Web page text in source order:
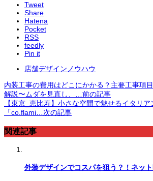
Tweet
Share
Hatena
Pocket
RSS
feedly
Pin it
店舗デザインノウハウ
内装工事の費用はどこにかかる？主要工事項
解説〜ムダを見直し、…前の記事
【東京_恵比寿】小さな空間で魅せるイタリア
「co.flami…次の記事
関連記事
外装デザインでコスパを狙う？！ネッ